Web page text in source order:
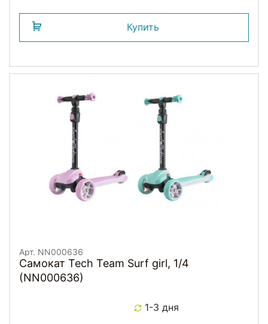
Купить
Арт. NN000636
Самокат Tech Team Surf girl, 1/4
(NN000636)
1-3 дня